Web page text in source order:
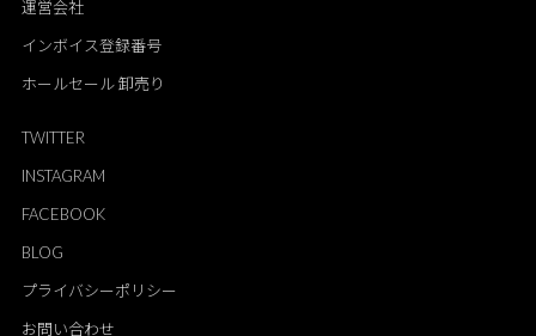
運営会社
インボイス登録番号
ホールセール 卸売り
TWITTER
INSTAGRAM
FACEBOOK
BLOG
プライバシーポリシー
お問い合わせ